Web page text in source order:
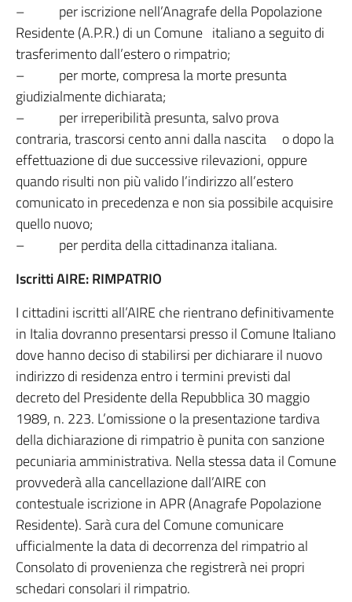
– per iscrizione nell’Anagrafe della Popolazione
Residente (A.P.R.) di un Comune italiano a seguito di
trasferimento dall’estero o rimpatrio;
– per morte, compresa la morte presunta
giudizialmente dichiarata;
– per irreperibilità presunta, salvo prova
contraria, trascorsi cento anni dalla nascita o dopo la
effettuazione di due successive rilevazioni, oppure
quando risulti non più valido l’indirizzo all’estero
comunicato in precedenza e non sia possibile acquisire
quello nuovo;
– per perdita della cittadinanza italiana.
Iscritti AIRE:RIMPATRIO
I cittadini iscritti all’AIRE che rientrano definitivamente
in Italia dovranno presentarsi presso il Comune Italiano
dove hanno deciso di stabilirsi per dichiarare il nuovo
indirizzo di residenza entro i termini previsti dal
decreto del Presidente della Repubblica 30 maggio
1989, n. 223. L’omissione o la presentazione tardiva
della dichiarazione di rimpatrio è punita con sanzione
pecuniaria amministrativa. Nella stessa data il Comune
provvederà alla cancellazione dall’AIRE con
contestuale iscrizione in APR (Anagrafe Popolazione
Residente). Sarà cura del Comune comunicare
ufficialmente la data di decorrenza del rimpatrio al
Consolato di provenienza che registrerà nei propri
schedari consolari il rimpatrio.